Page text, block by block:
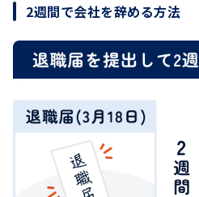
2週間で会社を辞める方法